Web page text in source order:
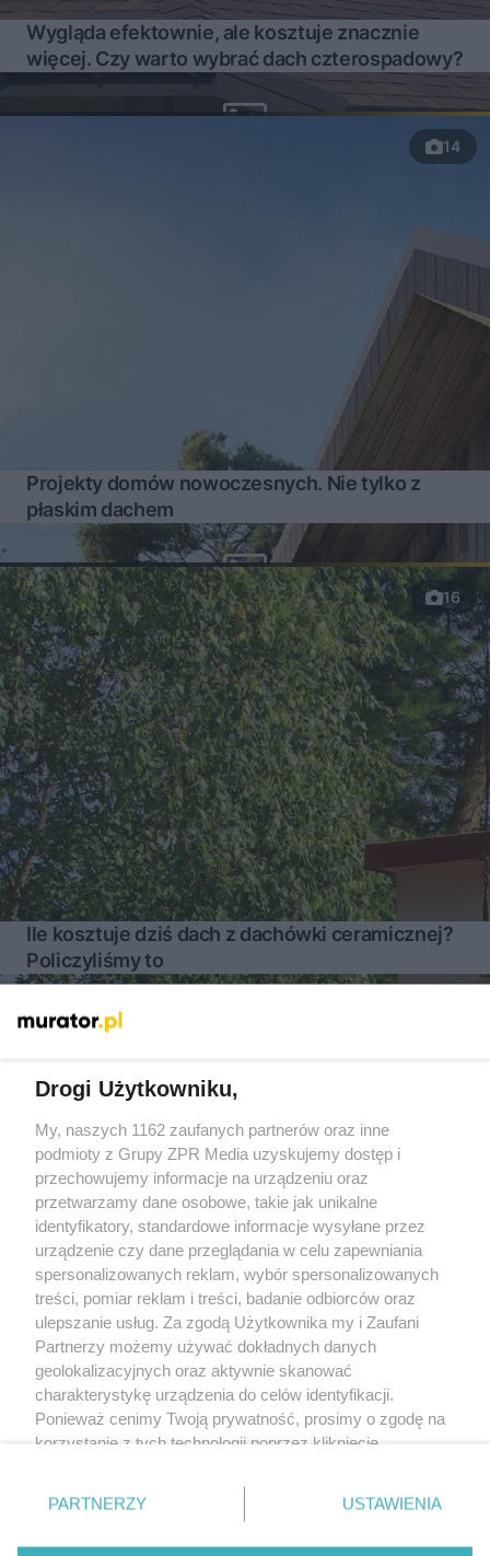
Wygląda efektownie, ale kosztuje znacznie
więcej. Czy warto wybrać dach czterospadowy?
14
Projekty domów nowoczesnych. Nie tylko z
płaskim dachem
16
Ile kosztuje dziś dach z dachówki ceramicznej?
Policzyliśmy to
Żaden utwór zamieszczony w serwisie nie może być powielany i
rozpowszechniany lub dalej rozpowszechniany w jakikolwiek sposób
(w tym także elektroniczny lub mechaniczny) na jakimkolwiek polu
eksploatacji w jakiejkolwiek formie, włącznie z umieszczaniem w
Internecie bez pisemnej zgody właściciela praw. Jakiekolwiek użycie
lub wykorzystanie utworów w całości lub w części z naruszeniem
prawa, tzn. bez właściwej zgody, jest zabronione pod groźbą kary i
może być ścigane prawnie.
Drogi Użytkowniku,
My, naszych 1162 zaufanych partnerów oraz inne
podmioty z Grupy ZPR Media uzyskujemy dostęp i
przechowujemy informacje na urządzeniu oraz
przetwarzamy dane osobowe, takie jak unikalne
identyfikatory, standardowe informacje wysyłane przez
urządzenie czy dane przeglądania w celu zapewniania
spersonalizowanych reklam, wybór spersonalizowanych
treści, pomiar reklam i treści, badanie odbiorców oraz
ulepszanie usług. Za zgodą Użytkownika my i Zaufani
Partnerzy możemy używać dokładnych danych
geolokalizacyjnych oraz aktywnie skanować
charakterystykę urządzenia do celów identyfikacji.
Ponieważ cenimy Twoją prywatność, prosimy o zgodę na
korzystanie z tych technologii poprzez kliknięcie
zmienić/wycofać klikając przycisk ustawień prywatności
znajdujący się w lewym dolnym rogu strony
rodzaje przetwarzania danych nie wymagają zgody
PARTNERZY USTAWIENIA